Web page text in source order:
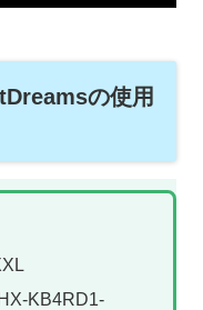
の使用
KB4RD1-